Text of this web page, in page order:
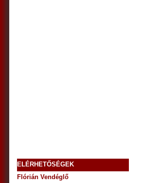
ELÉRHETŐSÉGEK
Flórián Vendéglő